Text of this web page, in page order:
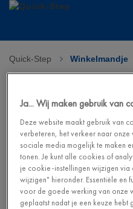
Quick-Step > Winkelmandje
Je winkelmandje is leeg. Ga
en de bijbehorende accessoires
Ga naar de webshop
Ja... Wij maken gebruik van
Deze website maakt gebruik van
verbeteren, het verkeer naar
sociale media mogelijk te maken
tonen. Je kunt alle cookies of
je cookie-instellingen wijzigen
wijzigen" hieronder. Essentiële
voor de goede werking van onze
geplaatst nadat je een keuze hebt